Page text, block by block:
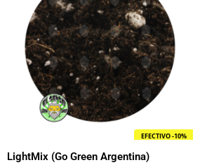
EFECTIVO -10%
LightMix (Go Green Argentina)